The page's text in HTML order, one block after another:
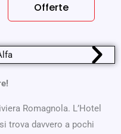
Offerte
Romagnola. L’Hotel
trova davvero a pochi